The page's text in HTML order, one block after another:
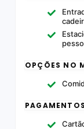
OPÇÕES NO
PAGAMENTOS